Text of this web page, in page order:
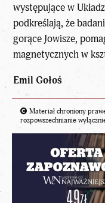
występujące w
podkreślają, że
gorące Jowisze,
magnetycznych w
Emil Gołoś
Materiał chroniony
rozpowszechnianie